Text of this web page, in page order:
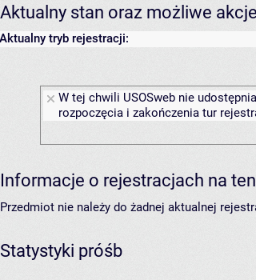
Aktualny stan oraz możliwe akcje
Aktualny tryb rejestracji:
W tej chwili USOSweb nie
rozpoczęcia i zakończenia tur
Informacje o rejestracjach na
Przedmiot nie należy do żadnej aktualnej
Statystyki próśb